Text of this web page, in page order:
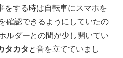
をする時は自転車にスマホを
確認できるようにしていたの
ルダーとの間が少し開いてい
タカタ と音を立てていまし